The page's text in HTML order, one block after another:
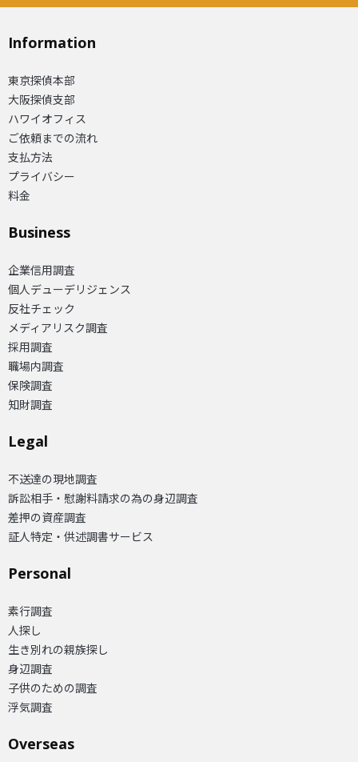
Information
東京探偵本部
大阪探偵支部
ハワイオフィス
ご依頼までの流れ
支払方法
プライバシー
料金
Business
企業信用調査
個人デューデリジェンス
反社チェック
メディアリスク調査
採用調査
職場内調査
保険調査
知財調査
Legal
不送達の現地調査
訴訟相手・慰謝料請求の為の身辺調査
差押の資産調査
証人特定・供述調書サービス
Personal
素行調査
人探し
生き別れの親族探し
身辺調査
子供のための調査
浮気調査
Overseas​